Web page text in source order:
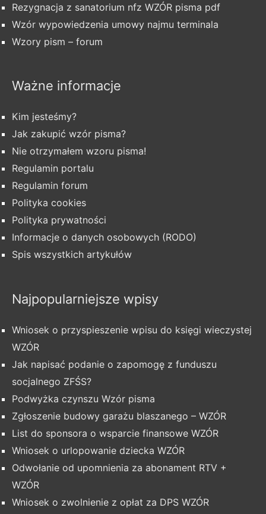
Rezygnacja z sanatorium nfz WZÓR pisma pdf
Wzór wypowiedzenia umowy najmu terminala
Wzory pism – forum
Ważne informacje
Kim jesteśmy?
Jak zakupić wzór pisma?
Nie otrzymałem wzoru pisma!
Regulamin portalu
Regulamin forum
Polityka cookies
Polityka prywatności
Informacje o danych osobowych (RODO)
Spis wszystkich artykułów
Najpopularniejsze wpisy
Wniosek o przyspieszenie wpisu do księgi wieczystej
WZÓR
Jak napisać podanie o zapomogę z funduszu
socjalnego ZFŚS?
Podwyżka czynszu Wzór pisma
Zgłoszenie budowy garażu blaszanego – WZÓR
List do sponsora o wsparcie finansowe WZÓR
Wniosek o urlopowanie dziecka WZÓR
Odwołanie od upomnienia za abonament RTV +
WZÓR
Wniosek o zwolnienie z opłat za DPS WZÓR